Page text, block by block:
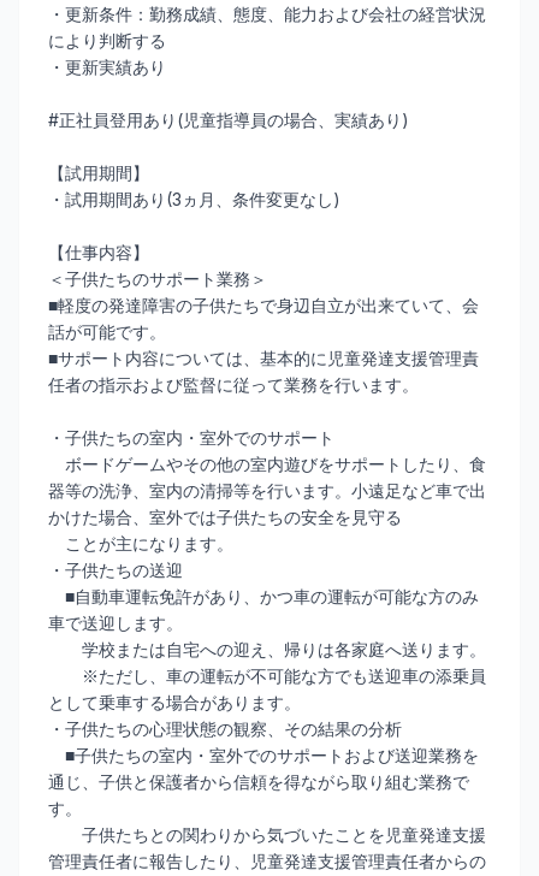
・更新条件：勤務成績、態度、能力および会社の経営状況
により判断する
・更新実績あり
#正社員登用あり(児童指導員の場合、実績あり)
【試用期間】
・試用期間あり(3ヵ月、条件変更なし)
【仕事内容】
＜子供たちのサポート業務＞
■軽度の発達障害の子供たちで身辺自立が出来ていて、会
話が可能です。
■サポート内容については、基本的に児童発達支援管理責
任者の指示および監督に従って業務を行います。
・子供たちの室内・室外でのサポート
ボードゲームやその他の室内遊びをサポートしたり、食
器等の洗浄、室内の清掃等を行います。小遠足など車で出
かけた場合、室外では子供たちの安全を見守る
ことが主になります。
・子供たちの送迎
■自動車運転免許があり、かつ車の運転が可能な方のみ
車で送迎します。
学校または自宅への迎え、帰りは各家庭へ送ります。
※ただし、車の運転が不可能な方でも送迎車の添乗員
として乗車する場合があります。
・子供たちの心理状態の観察、その結果の分析
■子供たちの室内・室外でのサポートおよび送迎業務を
通じ、子供と保護者から信頼を得ながら取り組む業務で
す。
子供たちとの関わりから気づいたことを児童発達支援
管理責任者に報告したり、児童発達支援管理責任者からの